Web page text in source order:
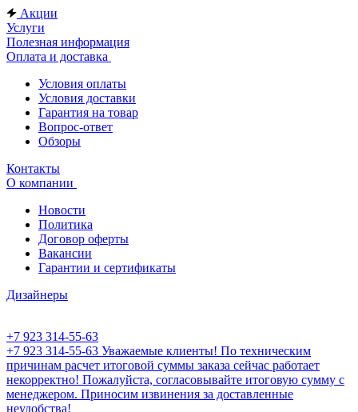
Акции
Услуги
Полезная информация
Оплата и доставка
Условия оплаты
Условия доставки
Гарантия на товар
Вопрос-ответ
Обзоры
Контакты
О компании
Новости
Политика
Договор оферты
Вакансии
Гарантии и сертификаты
Дизайнеры
+7 923 314-55-63
+7 923 314-55-63 Уважаемые клиенты! По техническим
причинам расчет итоговой суммы заказа сейчас работает
некорректно! Пожалуйста, согласовывайте итоговую сумму с
менеджером. Приносим извинения за доставленные
неудобства!